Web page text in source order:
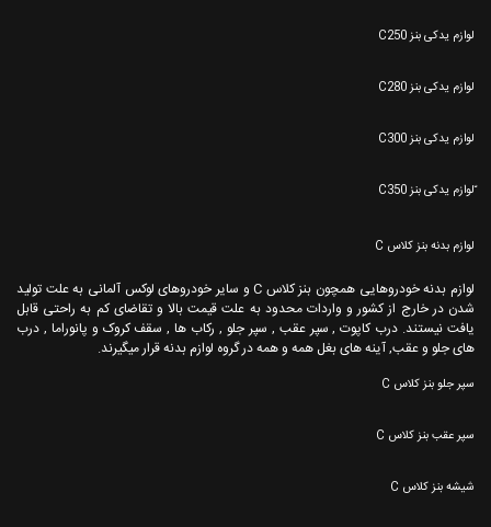
لوازم یدکی بنز C250
لوازم یدکی بنز C280
لوازم یدکی بنز C300
ّلوازم یدکی بنز C350
لوازم بدنه بنز کلاس C
لوازم بدنه خودروهایی همچون بنز کلاس C و سایر خودروهای لوکس آلمانی به علت تولید
شدن در خارج از کشور و واردات محدود به علت قیمت بالا و تقاضای کم به راحتی قابل
یافت نیستند. درب کاپوت , سپر عقب , سپر جلو , رکاب ها , سقف کروک و پانوراما , درب
های جلو و عقب, آینه های بغل همه و همه در گروه لوازم بدنه قرار میگیرند.
سپر جلو بنز کلاس C
سپر عقب بنز کلاس C
شیشه بنز کلاس C